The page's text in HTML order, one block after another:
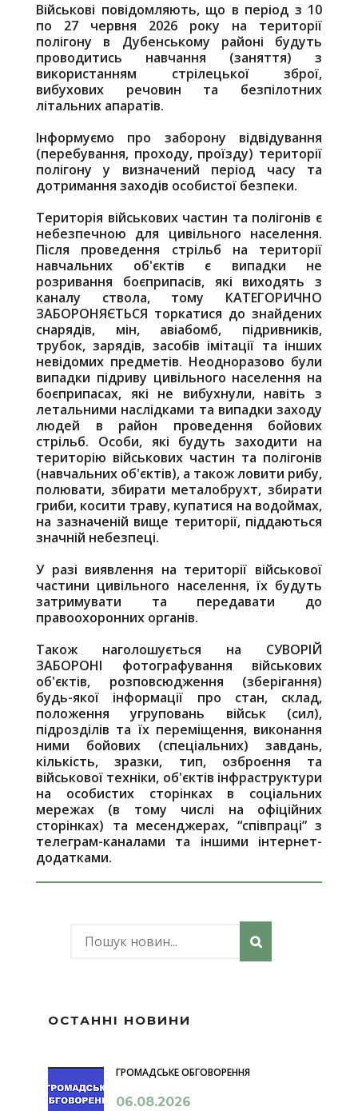
Військові повідомляють, що в період з 10
по 27 червня 2026 року на території
полігону в Дубенському районі будуть
проводитись навчання (заняття) з
використанням стрілецької зброї,
вибухових речовин та безпілотних
літальних апаратів.
Інформуємо про заборону відвідування
(перебування, проходу, проїзду) території
полігону у визначений період часу та
дотримання заходів особистої безпеки.
Територія військових частин та полігонів є
небезпечною для цивільного населення.
Після проведення стрільб на території
навчальних об'єктів є випадки не
розривання боєприпасів, які виходять з
каналу ствола, тому КАТЕГОРИЧНО
ЗАБОРОНЯЄТЬСЯ торкатися до знайдених
снарядів, мін, авіабомб, підривників,
трубок, зарядів, засобів імітації та інших
невідомих предметів. Неодноразово були
випадки підриву цивільного населення на
боєприпасах, які не вибухнули, навіть з
летальними наслідками та випадки заходу
людей в район проведення бойових
стрільб. Особи, які будуть заходити на
територію військових частин та полігонів
(навчальних об'єктів), а також ловити рибу,
полювати, збирати металобрухт, збирати
гриби, косити траву, купатися на водоймах,
на зазначеній вище території, піддаються
значній небезпеці.
У разі виявлення на території військової
частини цивільного населення, їх будуть
затримувати та передавати до
правоохоронних органів.
Також наголошується на СУВОРІЙ
ЗАБОРОНІ фотографування військових
об'єктів, розповсюдження (зберігання)
будь-якої інформації про стан, склад,
положення угруповань військ (сил),
підрозділів та їх переміщення, виконання
ними бойових (спеціальних) завдань,
кількість, зразки, тип, озброєння та
військової техніки, об'єктів інфраструктури
на особистих сторінках в соціальних
мережах (в тому числі на офіційних
сторінках) та месенджерах, “співпраці” з
телеграм-каналами та іншими інтернет-
додатками.
ОСТАННІ НОВИНИ
ГРОМАДСЬКЕ ОБГОВОРЕННЯ
06.08.2026